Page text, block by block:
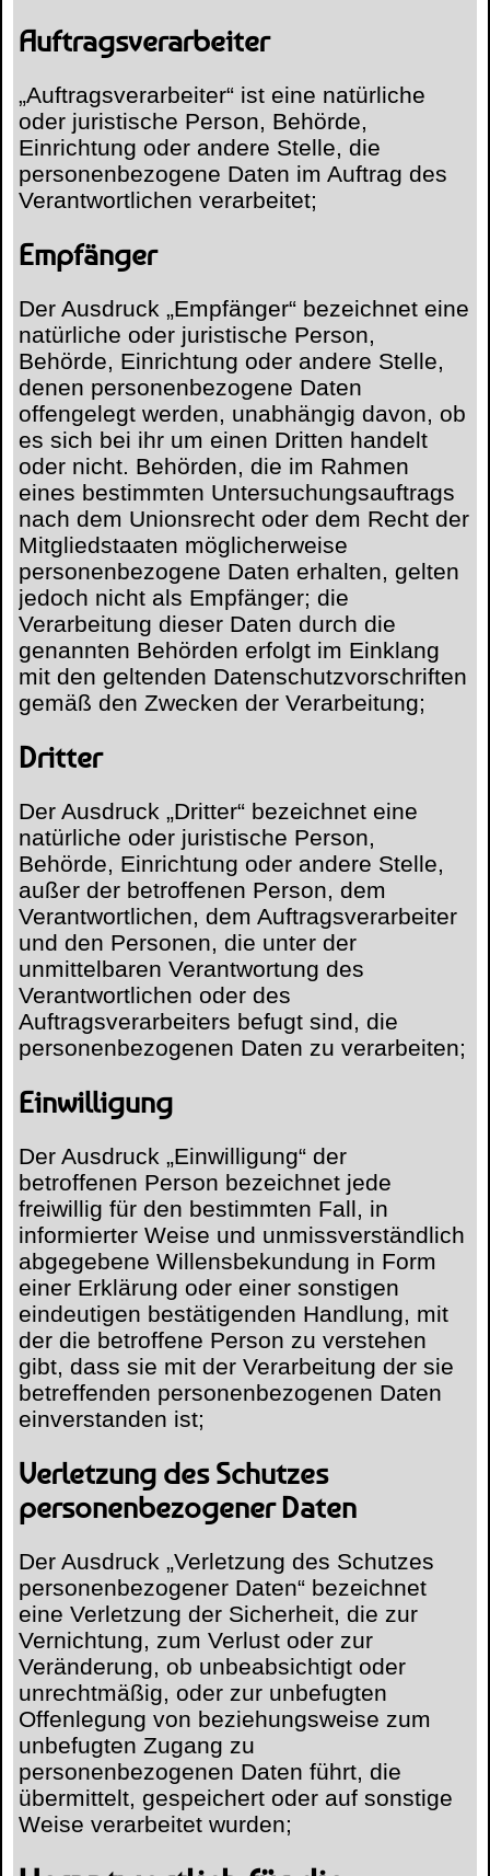
Auftragsverarbeiter
„Auftragsverarbeiter“ ist eine natürliche
oder juristische Person, Behörde,
Einrichtung oder andere Stelle, die
personenbezogene Daten im Auftrag des
Verantwortlichen verarbeitet;
Empfänger
Der Ausdruck „Empfänger“ bezeichnet eine
natürliche oder juristische Person,
Behörde, Einrichtung oder andere Stelle,
denen personenbezogene Daten
offengelegt werden, unabhängig davon, ob
es sich bei ihr um einen Dritten handelt
oder nicht. Behörden, die im Rahmen
eines bestimmten Untersuchungsauftrags
nach dem Unionsrecht oder dem Recht der
Mitgliedstaaten möglicherweise
personenbezogene Daten erhalten, gelten
jedoch nicht als Empfänger; die
Verarbeitung dieser Daten durch die
genannten Behörden erfolgt im Einklang
mit den geltenden Datenschutzvorschriften
gemäß den Zwecken der Verarbeitung;
Dritter
Der Ausdruck „Dritter“ bezeichnet eine
natürliche oder juristische Person,
Behörde, Einrichtung oder andere Stelle,
außer der betroffenen Person, dem
Verantwortlichen, dem Auftragsverarbeiter
und den Personen, die unter der
unmittelbaren Verantwortung des
Verantwortlichen oder des
Auftragsverarbeiters befugt sind, die
personenbezogenen Daten zu verarbeiten;
Einwilligung
Der Ausdruck „Einwilligung“ der
betroffenen Person bezeichnet jede
freiwillig für den bestimmten Fall, in
informierter Weise und unmissverständlich
abgegebene Willensbekundung in Form
einer Erklärung oder einer sonstigen
eindeutigen bestätigenden Handlung, mit
der die betroffene Person zu verstehen
gibt, dass sie mit der Verarbeitung der sie
betreffenden personenbezogenen Daten
einverstanden ist;
Verletzung des Schutzes
personenbezogener Daten
Der Ausdruck „Verletzung des Schutzes
personenbezogener Daten“ bezeichnet
eine Verletzung der Sicherheit, die zur
Vernichtung, zum Verlust oder zur
Veränderung, ob unbeabsichtigt oder
unrechtmäßig, oder zur unbefugten
Offenlegung von beziehungsweise zum
unbefugten Zugang zu
personenbezogenen Daten führt, die
übermittelt, gespeichert oder auf sonstige
Weise verarbeitet wurden;